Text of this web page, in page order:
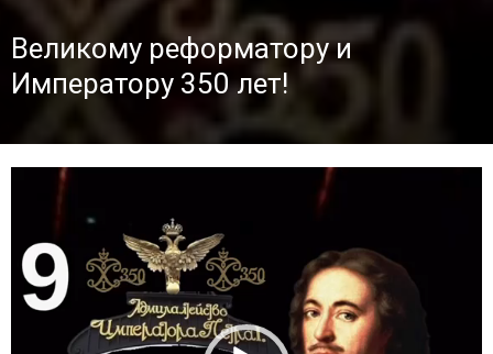
Великому реформатору и
Императору 350 лет!
Видеоплеер